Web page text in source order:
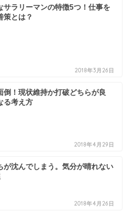
サラリーマンの特徴5つ！仕事を
策とは？
2018年3月26日
倒！現状維持か打破どちらが良
る考え方
2018年4月29日
が沈んでしまう。気分が晴れない
2018年4月26日